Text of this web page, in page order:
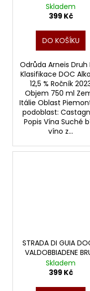
Skladem
399 Kč
DO KOŠÍKU
Odrůda Arneis Druh
Klasifikace DOC
12,5 % Ročník
Objem 750 ml
Itálie Oblast
podoblast:
Popis Vína Suché
víno z...
STRADA DI GUIA
VALDOBBIADENE
Skladem
399 Kč